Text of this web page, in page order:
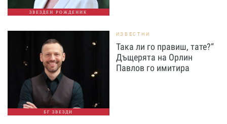
ЗВЕЗДЕН РОЖДЕНИК
БГ ЗВЕЗДИ
ИЗВЕСТНИ
Така ли го правиш, тате?“
Дъщерята на Орлин
Павлов го имитира